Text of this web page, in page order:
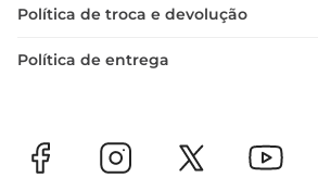
Política de troca e devolução
Política de entrega